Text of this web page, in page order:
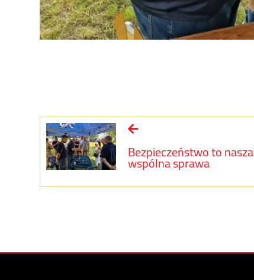
Bezpieczeństwo to nasza
wspólna sprawa